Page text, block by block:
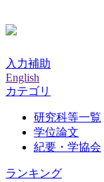
入力補助
English
カテゴリ
研究科等一覧
学位論文
紀要・学協会
ランキング